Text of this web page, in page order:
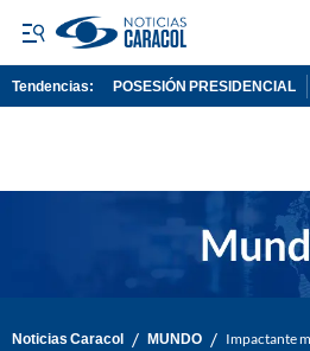
Tendencias: POSESIÓN PRESIDENCIAL
Noticias Caracol / MUNDO / Impactante